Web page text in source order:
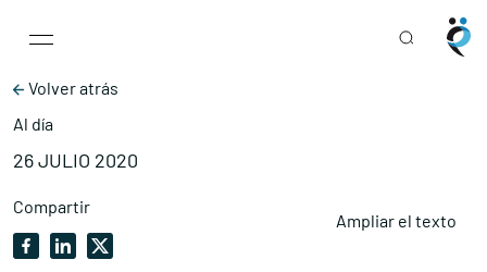
Main Navigation
Volver atrás
Al día
26 JULIO 2020
Compartir
Ampliar el texto